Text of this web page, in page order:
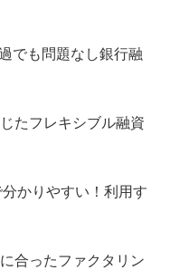
でも問題なし銀行融
たフレキシブル融資
かりやすい！利用す
合ったファクタリン